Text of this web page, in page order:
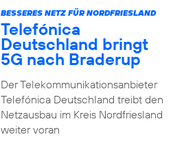
BESSERES NETZ FÜR NORDFRIESLAND
Telefónica
Deutschland bringt
5G nach Braderup
Der Telekommunikationsanbieter
Telefónica Deutschland treibt den
Netzausbau im Kreis Nordfriesland
weiter voran